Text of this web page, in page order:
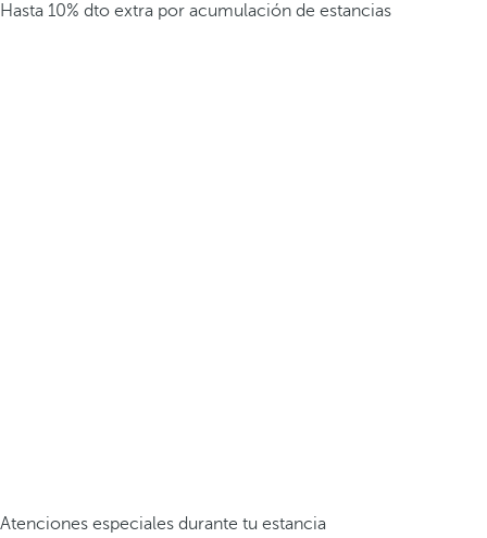
Hasta 10% dto extra por acumulación de estancias
Atenciones especiales durante tu estancia